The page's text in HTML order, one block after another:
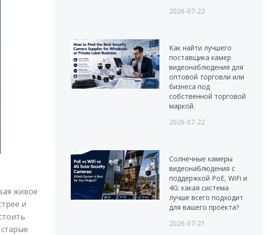
живое
и
2026-07-22
Как найти лучшего
поставщика камер
видеонаблюдения для
оптовой торговли или
бизнеса под
собственной торговой
маркой.
2026-07-22
Солнечные камеры
видеонаблюдения с
поддержкой PoE, WiFi и
4G: какая система
лучше всего подходит
для вашего проекта?
2026-07-21